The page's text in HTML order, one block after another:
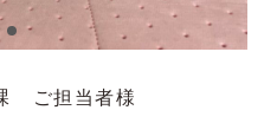
ご担当者様